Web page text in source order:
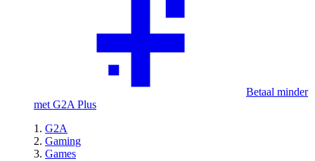
Betaal minder
met G2A Plus
G2A
Gaming
Games